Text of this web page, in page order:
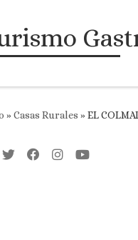
»Casas Rurales »EL